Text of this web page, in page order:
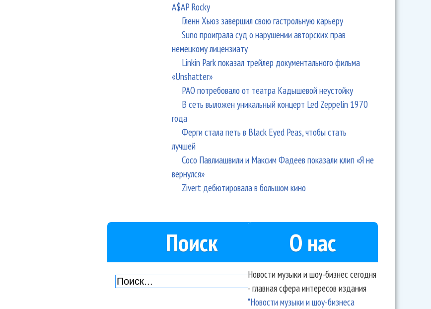
A$AP Rocky
Гленн Хьюз завершил свою гастрольную карьеру
Suno проиграла суд о нарушении авторских прав
немецкому лицензиату
Linkin Park показал трейлер документального фильма
«Unshatter»
РАО потребовало от театра Кадышевой неустойку
В сеть выложен уникальный концерт Led Zeppelin 1970
года
Ферги стала петь в Black Eyed Peas, чтобы стать
лучшей
Сосо Павлиашвили и Максим Фадеев показали клип «Я не
вернулся»
Zivert дебютировала в большом кино
Поиск О нас
Новости музыки и шоу-бизнес сегодня
- главная сфера интересов издания
"Новости музыки и шоу-бизнеса